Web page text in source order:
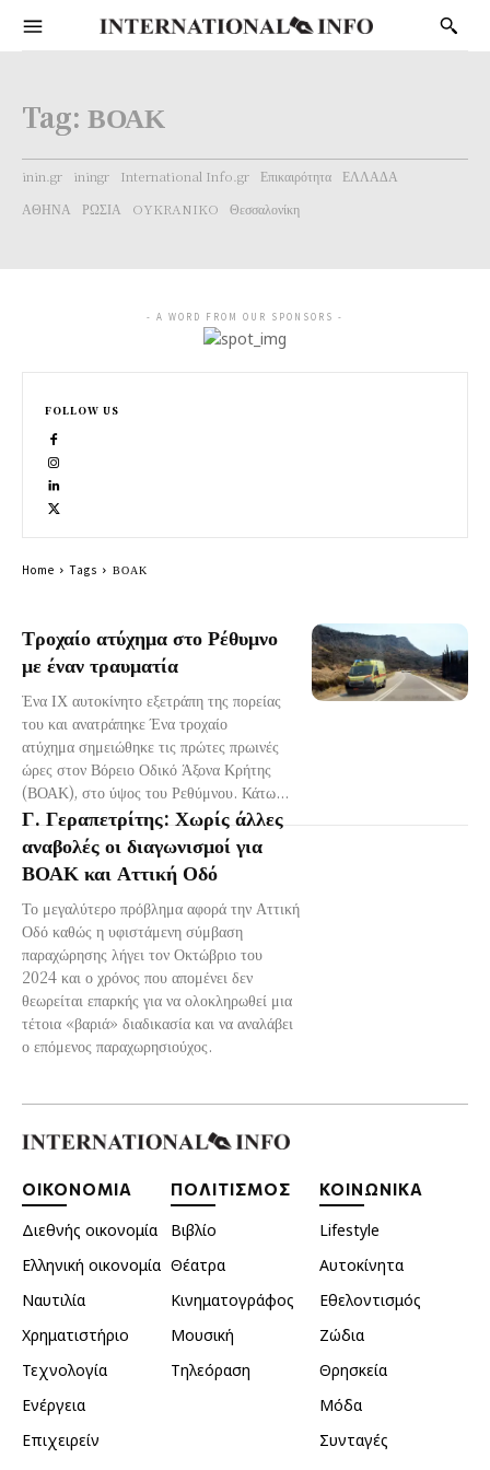
Tag: ΒΟΑΚ
inin.gr iningr International Info.gr Επικαιρότητα
ΕΛΛΑΔΑ
ΑΘΗΝΑ
ΡΩΣΙΑ OYKRANIKO Θεσσαλονίκη
Τροχαίο ατύχημα στο Ρέθυμνο
με έναν τραυματία
Ένα ΙΧ αυτοκίνητο εξετράπη της πορείας
του και ανατράπηκε Ένα τροχαίο
ατύχημα σημειώθηκε τις πρώτες πρωινές
ώρες στον Βόρειο Οδικό Άξονα Κρήτης
(ΒΟΑΚ), στο ύψος του Ρεθύμνου. Κάτω...
Γ. Γεραπετρίτης: Χωρίς άλλες
αναβολές οι διαγωνισμοί για
ΒΟΑΚ και Αττική Οδό
Το μεγαλύτερο πρόβλημα αφορά την Αττική
Οδό καθώς η υφιστάμενη σύμβαση
παραχώρησης λήγει τον Οκτώβριο του
2024 και ο χρόνος που απομένει δεν
θεωρείται επαρκής για να ολοκληρωθεί μια
τέτοια «βαριά» διαδικασία και να αναλάβει
ο επόμενος παραχωρησιούχος.
- A WORD FROM OUR SPONSORS -
FOLLOW US
Home Tags ΒΟΑΚ
ΟΙΚΟΝΟΜΙΑ
Διεθνής οικονομία
Ελληνική οικονομία
Ναυτιλία
Χρηματιστήριο
Τεχνολογία
Ενέργεια
Επιχειρείν
ΠΟΛΙΤΙΣΜΟΣ
Βιβλίο
Θέατρα
Κινηματογράφος
Μουσική
Τηλεόραση
ΚΟΙΝΩΝΙΚΑ
Lifestyle
Αυτοκίνητα
Εθελοντισμός
Ζώδια
Θρησκεία
Μόδα
Συνταγές